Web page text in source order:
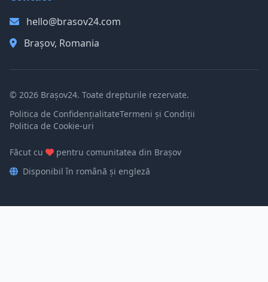
hello@brasov24.com
Brașov, Romania
© 2026 Brașov24. Toate drepturile rezervate.
Politica de ConfidențialitateTermeni și Condiții
Politica de Cookie-uri
Făcut cu
pentru comunitatea din Brașov
Disponibil în română și engleză